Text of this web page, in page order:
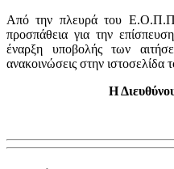
Από την πλευρά του
προσπάθεια για την
έναρξη υποβολής των
ανακοινώσεις στην ιστοσελίδα
Η